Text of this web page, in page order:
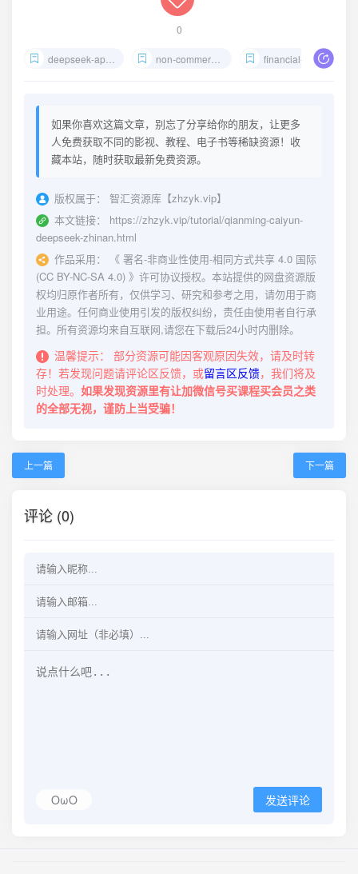
0
deepseek-application-resource non-commercial-investment-study financial-strategy-database
如果你喜欢这篇文章，别忘了分享给你的朋友，让更多
人免费获取不同的影视、教程、电子书等稀缺资源！收
藏本站，随时获取最新免费资源。
版权属于：
智汇资源库【zhzyk.vip】
本文链接：
https://zhzyk.vip/tutorial/qianming-caiyun-
deepseek-zhinan.html
作品采用：
《 署名-非商业性使用-相同方式共享 4.0 国际
(CC BY-NC-SA 4.0) 》许可协议授权。本站提供的网盘资源版
权均归原作者所有，仅供学习、研究和参考之用，请勿用于商
业用途。任何商业使用引发的版权纠纷，责任由使用者自行承
担。所有资源均来自互联网,请您在下载后24小时内删除。
温馨提示：
部分资源可能因客观原因失效，请及时转
存！若发现问题请评论区反馈，或留言区反馈，我们将及
时处理。 如果发现资源里有让加微信号买课程买会员之类
的全部无视，谨防上当受骗！
上一篇 下一篇
评论 (0)
OωO 发送评论